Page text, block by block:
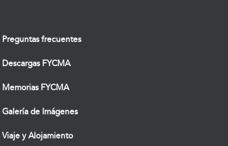
Preguntas frecuentes
Descargas FYCMA
Memorias FYCMA
Galería de Imágenes
Viaje y Alojamiento